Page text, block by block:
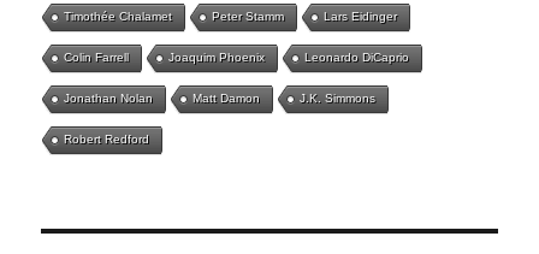
Timothée Chalamet Peter Stamm Lars Eidinger
Colin Farrell Joaquim Phoenix Leonardo DiCaprio
Jonathan Nolan Matt Damon J.K. Simmons
Robert Redford